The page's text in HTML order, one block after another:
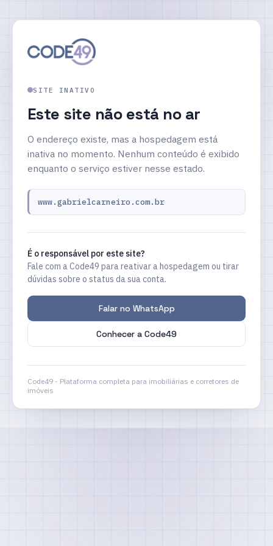
SITE INATIVO
Este site não está no ar
O endereço existe, mas a hospedagem está
inativa no momento. Nenhum conteúdo é exibido
enquanto o serviço estiver nesse estado.
www.gabrielcarneiro.com.br
É o responsável por este site?
Fale com a Code49 para reativar a hospedagem ou tirar
dúvidas sobre o status da sua conta.
Falar no WhatsApp
Conhecer a Code49
Code49 - Plataforma completa para imobiliárias e corretores de
imóveis